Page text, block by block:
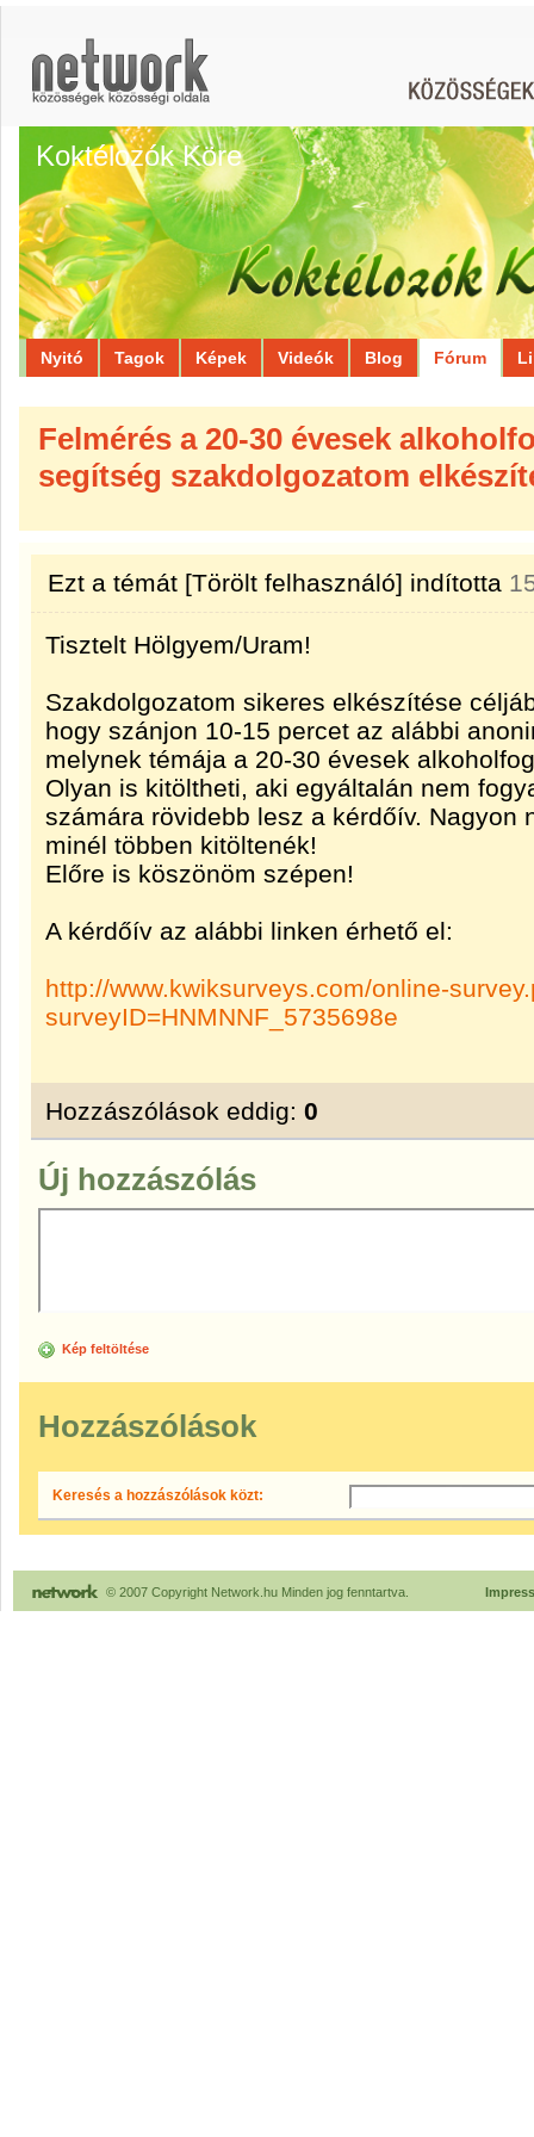
Koktélozók Köre
Nyitó Tagok Képek Videók Blog Fórum
Felmérés a 20-30 évesek
segítség szakdolgozatom
Ezt a témát [Törölt felhasználó] indította
Tisztelt Hölgyem/Uram!
Szakdolgozatom sikeres elkészítése
hogy szánjon 10-15 percet az alábbi
melynek témája a 20-30 évesek
Olyan is kitöltheti, aki egyáltalán nem
számára rövidebb lesz a kérdőív. Nagyon
minél többen kitöltenék!
Előre is köszönöm szépen!
A kérdőív az alábbi linken érhető el:
http://www.kwiksurveys.com/online-
surveyID=HNMNNF_5735698e
Hozzászólások eddig: 0
Új hozzászólás
Kép feltöltése
Hozzászólások
Keresés a hozzászólások közt:
© 2007 Copyright Network.hu Minden jog fenntartva.